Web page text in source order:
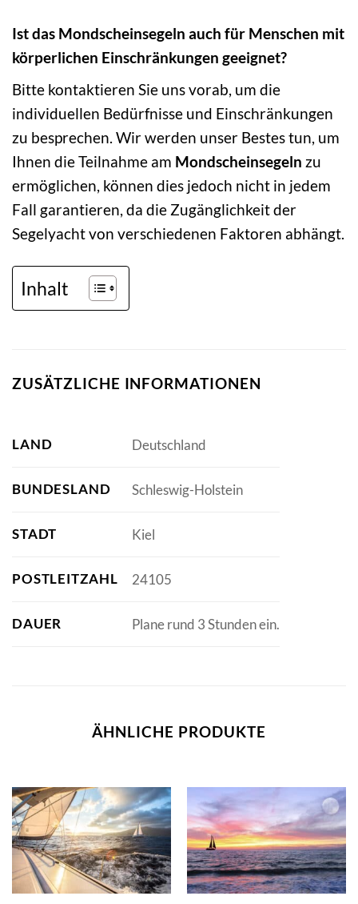
Ist das Mondscheinsegeln auch für Menschen mit
körperlichen Einschränkungen geeignet?
Bitte kontaktieren Sie uns vorab, um die
individuellen Bedürfnisse und Einschränkungen
zu besprechen. Wir werden unser Bestes tun, um
Ihnen die Teilnahme am Mondscheinsegeln zu
ermöglichen, können dies jedoch nicht in jedem
Fall garantieren, da die Zugänglichkeit der
Segelyacht von verschiedenen Faktoren abhängt.
Inhalt
ZUSÄTZLICHE INFORMATIONEN
LAND Deutschland
BUNDESLAND Schleswig-Holstein
STADT Kiel
POSTLEITZAHL 24105
DAUER Plane rund 3 Stunden ein.
ÄHNLICHE PRODUKTE